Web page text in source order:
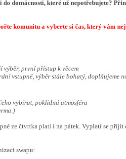
domácnosti, které už nepotřebujete?
komunitu a vyberte si čas, který vám
výběr, první přístup k věcem
vstupné, výběr stále bohatý, doplňujeme
vybírat, poklidná atmosféra
ze čtvrtka platí i na pátek. Vyplatí se
swapu: